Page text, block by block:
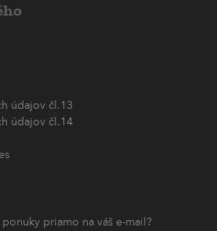
údajov čl.13
údajov čl.14
priamo na váš e-mail?